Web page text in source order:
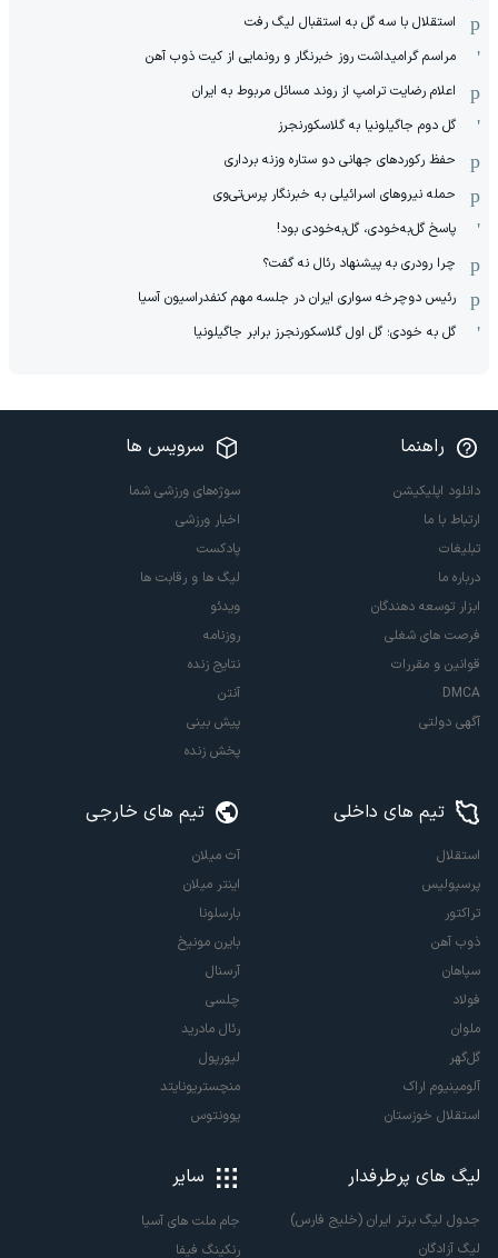
استقلال با سه گل به استقبال لیگ رفت
مراسم گرامیداشت روز خبرنگار و رونمایی از کیت ذوب آهن
اعلام رضایت ترامپ از روند مسائل مربوط به ایران
گل دوم جاگیلونیا به گلاسکورنجرز
حفظ رکوردهای جهانی دو ستاره وزنه برداری
حمله نیروهای اسرائیلی به خبرنگار پرس‌تی‌وی
پاسخ گل‌به‌خودی، گل‌به‌خودی بود!
چرا رودری به پیشنهاد رئال نه گفت؟
رئیس دوچرخه سواری ایران در جلسه مهم کنفدراسیون آسیا
گل به خودی؛ گل اول گلاسکورنجرز برابر جاگیلونیا
راهنما
دانلود اپلیکیشن
ارتباط با ما
تبلیغات
درباره ما
ابزار توسعه دهندگان
فرصت های شغلی
قوانین و مقررات
DMCA
آگهی دولتی
سرویس ها
سوژه‌های ورزشی شما
اخبار ورزشی
پادکست
لیگ ها و رقابت ها
ویدئو
روزنامه
نتایج زنده
آنتن
پیش بینی
پخش زنده
تیم های داخلی
استقلال
پرسپولیس
تراکتور
ذوب آهن
سپاهان
فولاد
ملوان
گل‌گهر
آلومینیوم اراک
استقلال خوزستان
تیم های خارجی
آث میلان
اینتر میلان
بارسلونا
بایرن مونیخ
آرسنال
چلسی
رئال مادرید
لیورپول
منچستریونایتد
یوونتوس
لیگ های پرطرفدار
جدول لیگ برتر ایران (خلیج فارس)
لیگ آزادگان
سایر
جام ملت های آسیا
رنکینگ فیفا